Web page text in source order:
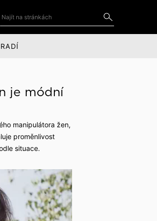
Kravatové spony
Manžetové knoflíčky
Odznaky a piny do saka
Kožené doplňky
Šály, čepice a rukavice
LinkedIn
Facebook
je módní
manipulátora žen,
proměnlivost
situace.